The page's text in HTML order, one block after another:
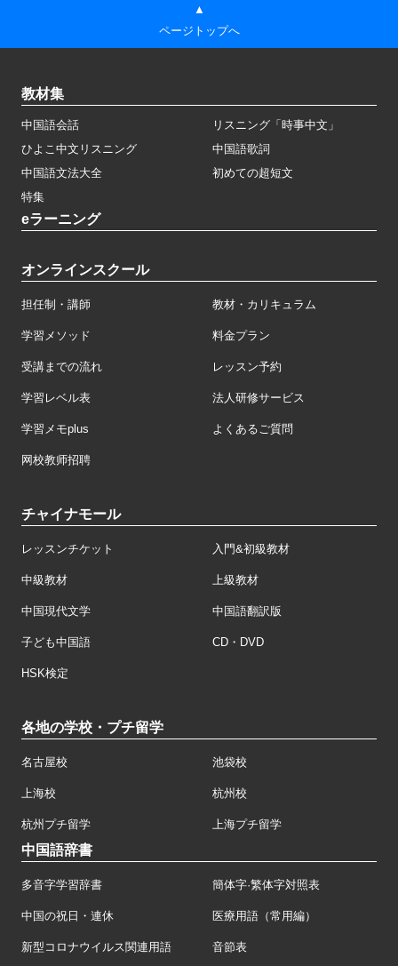
▲
ページトップへ
教材集
中国語会話
リスニング「時事中文」
ひよこ中文リスニング
中国語歌詞
中国語文法大全
初めての超短文
特集
eラーニング
オンラインスクール
担任制・講師 教材・カリキュラム
学習メソッド 料金プラン
受講までの流れ レッスン予約
学習レベル表 法人研修サービス
学習メモplus よくあるご質問
网校教师招聘
チャイナモール
レッスンチケット 入門&初級教材
中級教材 上級教材
中国現代文学 中国語翻訳版
子ども中国語 CD・DVD
HSK検定
各地の学校・プチ留学
名古屋校 池袋校
上海校 杭州校
杭州プチ留学 上海プチ留学
中国語辞書
多音字学習辞書 簡体字·繁体字対照表
中国の祝日・連休 医療用語（常用編）
新型コロナウイルス関連用語 音節表